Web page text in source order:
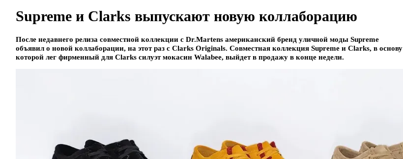
Supreme и Clarks выпускают новую коллаборацию
После недавнего релиза совместной коллекции с Dr.Martens американский бренд уличной моды Supreme
объявил о новой коллаборации, на этот раз с Clarks Originals. Совместная коллекция Supreme и Clarks, в основу
которой лег фирменный для Clarks силуэт мокасин Walabee, выйдет в продажу в конце недели.